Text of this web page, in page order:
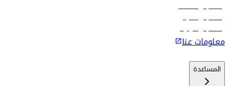
رحلات إلى مسقط
رحلات إلى ماليه
رحلات إلى كولومبو
معلومات عنا
المساعدة